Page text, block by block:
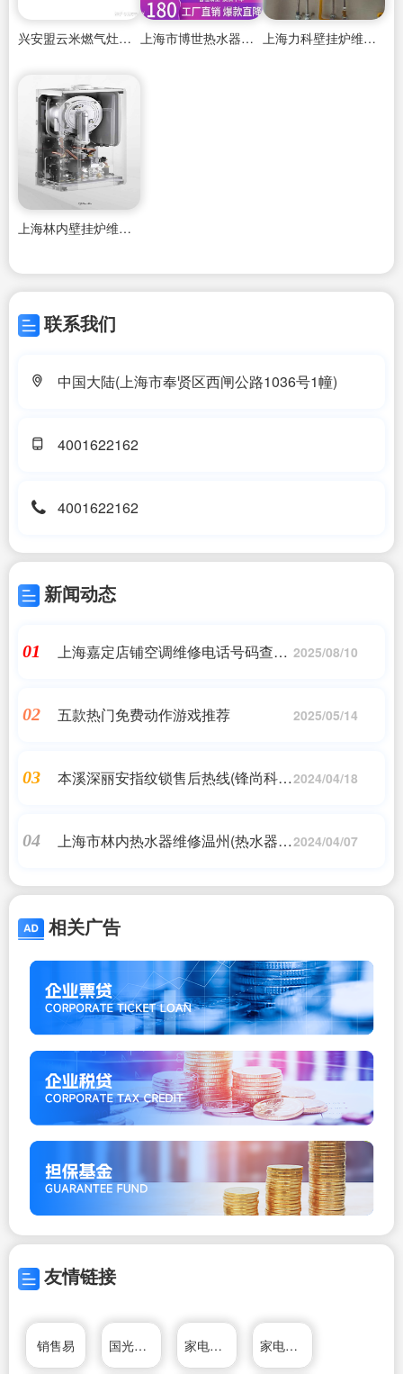
兴安盟云米燃气灶售后维修中心 上海市博世热水器维修公司 上海力科壁挂炉维修售后电话,
上海林内壁挂炉维修专业靠谱案例,
联系我们
中国大陆(上海市奉贤区西闸公路1036号1幢)
4001622162
4001622162
新闻动态
01
上海嘉定店铺空调维修电话号码查询 2025/08/10
02 五款热门免费动作游戏推荐 2025/05/14
03
本溪深丽安指纹锁售后热线(锋尚科技2024/04/18
04
上海市林内热水器维修温州(热水器维2024/04/07
相关广告
友情链接
销售易 国光电器股份有限公司 家电维修资料网 家电维修资料网